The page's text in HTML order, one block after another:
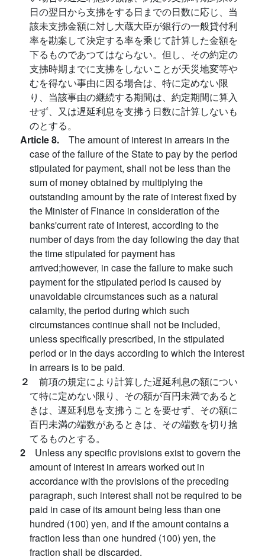
日の翌日から支拂をする日までの日数に応じ、当
該未支拂金額に対し大蔵大臣が銀行の一般貸付利
率を勘案して決定する率を乘じて計算した金額を
下るものであつてはならない。但し、その約定の
支拂時期までに支拂をしないことが天災地変等や
むを得ない事由に因る場合は、特に定めない限
り、当該事由の継続する期間は、約定期間に算入
せず、又は遅延利息を支拂う日数に計算しないも
のとする。
Article 8. The amount of interest in arrears in the
case of the failure of the State to pay by the period
stipulated for payment, shall not be less than the
sum of money obtained by multiplying the
outstanding amount by the rate of interest fixed by
the Minister of Finance in consideration of the
banks'current rate of interest, according to the
number of days from the day following the day that
the time stipulated for payment has
arrived;however, in case the failure to make such
payment for the stipulated period is caused by
unavoidable circumstances such as a natural
calamity, the period during which such
circumstances continue shall not be included,
unless specifically prescribed, in the stipulated
period or in the days according to which the interest
in arrears is to be paid.
２ 前項の規定により計算した遅延利息の額につい
て特に定めない限り、その額が百円未満であると
きは、遅延利息を支拂うことを要せず、その額に
百円未満の端数があるときは、その端数を切り捨
てるものとする。
2 Unless any specific provisions exist to govern the
amount of interest in arrears worked out in
accordance with the provisions of the preceding
paragraph, such interest shall not be required to be
paid in case of its amount being less than one
hundred (100) yen, and if the amount contains a
fraction less than one hundred (100) yen, the
fraction shall be discarded.